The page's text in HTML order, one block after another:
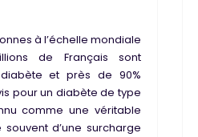
à l’échelle mondiale
de Français sont
et près de 90%
pour un diabète de type
comme une véritable
d’une surcharge